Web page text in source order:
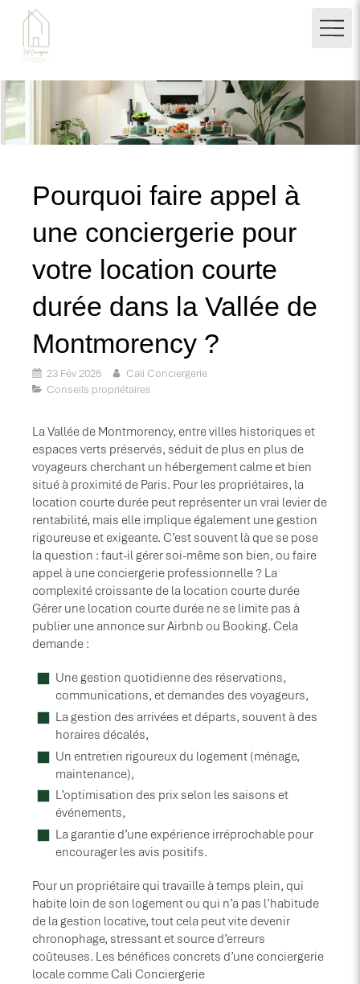
Pourquoi faire appel à
une conciergerie pour
votre location courte
durée dans la Vallée de
Montmorency ?
23 Fév 2026
Cali Conciergerie
Conseils propriétaires
La Vallée de Montmorency, entre villes historiques et
espaces verts préservés, séduit de plus en plus de
voyageurs cherchant un hébergement calme et bien
situé à proximité de Paris. Pour les propriétaires, la
location courte durée peut représenter un vrai levier de
rentabilité, mais elle implique également une gestion
rigoureuse et exigeante. C’est souvent là que se pose
la question : faut-il gérer soi-même son bien, ou faire
appel à une conciergerie professionnelle ? La
complexité croissante de la location courte durée
Gérer une location courte durée ne se limite pas à
publier une annonce sur Airbnb ou Booking. Cela
demande :
Une gestion quotidienne des réservations,
communications, et demandes des voyageurs,
La gestion des arrivées et départs, souvent à des
horaires décalés,
Un entretien rigoureux du logement (ménage,
maintenance),
L’optimisation des prix selon les saisons et
événements,
La garantie d’une expérience irréprochable pour
encourager les avis positifs.
Pour un propriétaire qui travaille à temps plein, qui
habite loin de son logement ou qui n’a pas l’habitude
de la gestion locative, tout cela peut vite devenir
chronophage, stressant et source d’erreurs
coûteuses. Les bénéfices concrets d’une conciergerie
locale comme Cali Conciergerie